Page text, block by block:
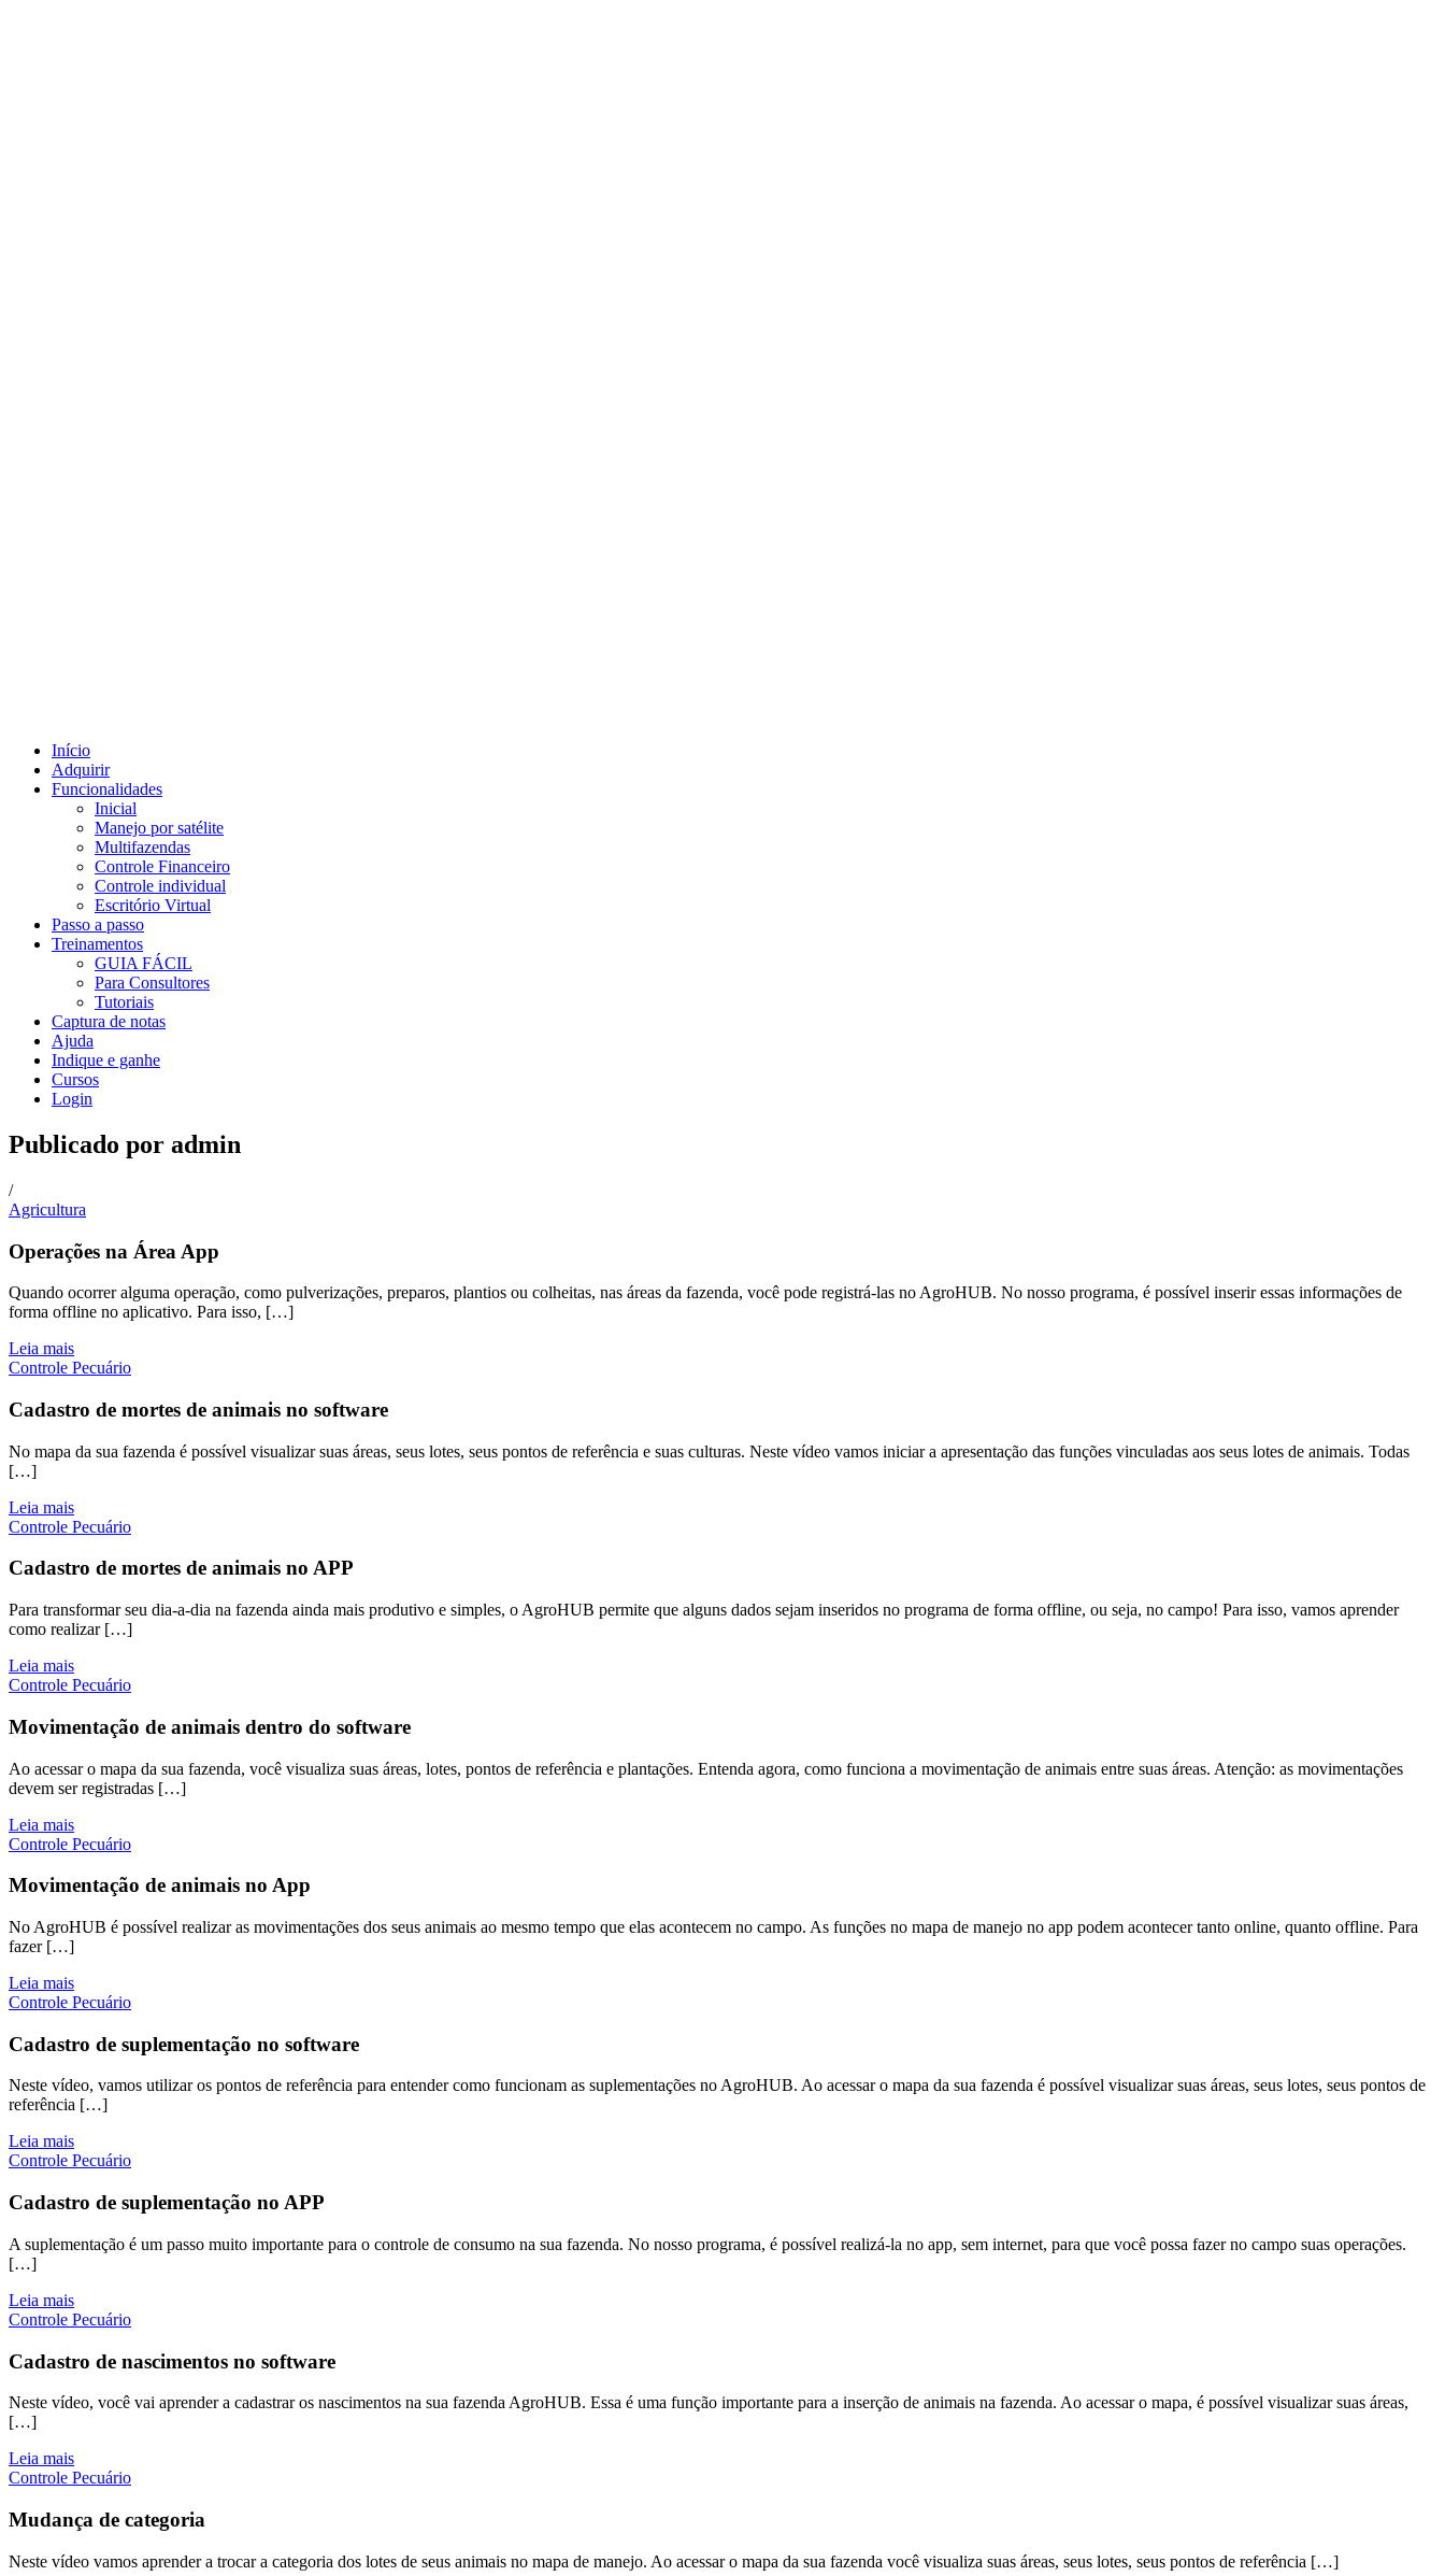
Início
Adquirir
Funcionalidades
Inicial
Manejo por satélite
Multifazendas
Controle Financeiro
Controle individual
Escritório Virtual
Passo a passo
Treinamentos
GUIA FÁCIL
Para Consultores
Tutoriais
Captura de notas
Ajuda
Indique e ganhe
Cursos
Login
Publicado por admin
/
Agricultura
Operações na Área App
Quando ocorrer alguma operação, como pulverizações, preparos, plantios ou colheitas, nas áreas da fazenda, você pode registrá-las no AgroHUB. No nosso programa, é possível inserir essas informações de
forma offline no aplicativo. Para isso, […]
Leia mais
Controle Pecuário
Cadastro de mortes de animais no software
No mapa da sua fazenda é possível visualizar suas áreas, seus lotes, seus pontos de referência e suas culturas. Neste vídeo vamos iniciar a apresentação das funções vinculadas aos seus lotes de animais. Todas
[…]
Leia mais
Controle Pecuário
Cadastro de mortes de animais no APP
Para transformar seu dia-a-dia na fazenda ainda mais produtivo e simples, o AgroHUB permite que alguns dados sejam inseridos no programa de forma offline, ou seja, no campo! Para isso, vamos aprender
como realizar […]
Leia mais
Controle Pecuário
Movimentação de animais dentro do software
Ao acessar o mapa da sua fazenda, você visualiza suas áreas, lotes, pontos de referência e plantações. Entenda agora, como funciona a movimentação de animais entre suas áreas. Atenção: as movimentações
devem ser registradas […]
Leia mais
Controle Pecuário
Movimentação de animais no App
No AgroHUB é possível realizar as movimentações dos seus animais ao mesmo tempo que elas acontecem no campo. As funções no mapa de manejo no app podem acontecer tanto online, quanto offline. Para
fazer […]
Leia mais
Controle Pecuário
Cadastro de suplementação no software
Neste vídeo, vamos utilizar os pontos de referência para entender como funcionam as suplementações no AgroHUB. Ao acessar o mapa da sua fazenda é possível visualizar suas áreas, seus lotes, seus pontos de
referência […]
Leia mais
Controle Pecuário
Cadastro de suplementação no APP
A suplementação é um passo muito importante para o controle de consumo na sua fazenda. No nosso programa, é possível realizá-la no app, sem internet, para que você possa fazer no campo suas operações.
[…]
Leia mais
Controle Pecuário
Cadastro de nascimentos no software
Neste vídeo, você vai aprender a cadastrar os nascimentos na sua fazenda AgroHUB. Essa é uma função importante para a inserção de animais na fazenda. Ao acessar o mapa, é possível visualizar suas áreas,
[…]
Leia mais
Controle Pecuário
Mudança de categoria
Neste vídeo vamos aprender a trocar a categoria dos lotes de seus animais no mapa de manejo. Ao acessar o mapa da sua fazenda você visualiza suas áreas, seus lotes, seus pontos de referência […]